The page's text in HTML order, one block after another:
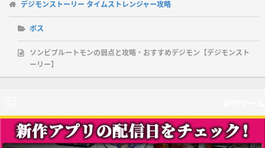
デジモンストーリー タイムストレンジャー攻略
ボス
ソンビプルートモンの弱点と攻略・おすすめデジモン【デジモンスト
ーリー】